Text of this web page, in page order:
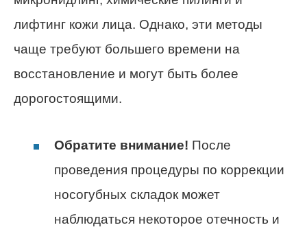
лифтинг кожи лица. Однако, эти методы
чаще требуют большего времени на
восстановление и могут быть более
дорогостоящими.
Обратите внимание! После
проведения процедуры по коррекции
носогубных складок может
наблюдаться некоторое отечность и